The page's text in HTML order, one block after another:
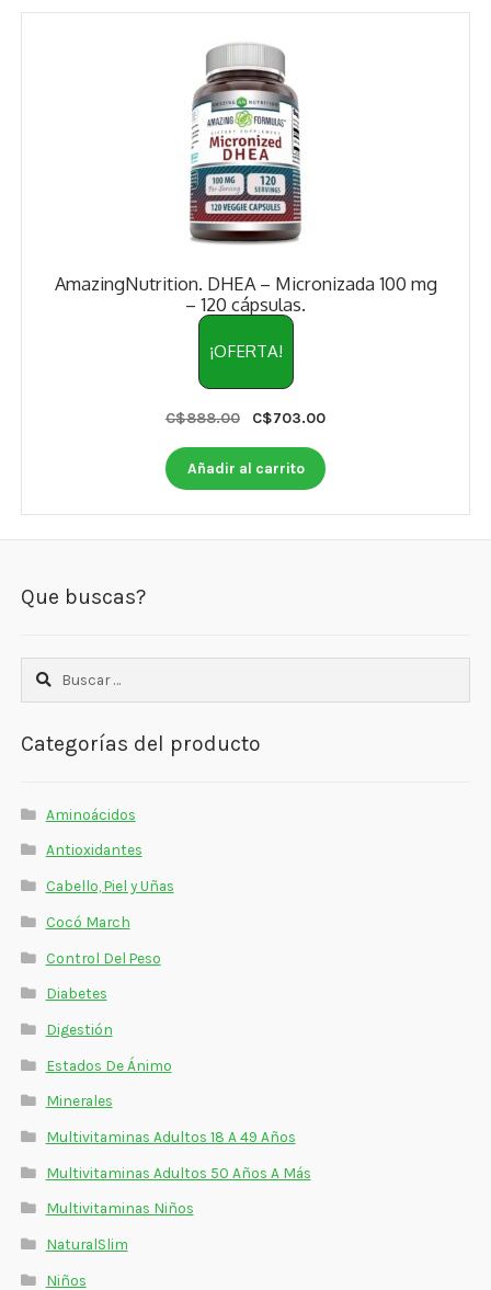
AmazingNutrition. DHEA – Micronizada 100 mg
– 120 cápsulas.
¡OFERTA!
C$888.00
Original
was:
C$888.00.
C$703.00Current
is:
Añadir al carrito
Que buscas?
Buscar:
Categorías del producto
Aminoácidos
Antioxidantes
Cabello, Piel y Uñas
Cocó March
Control Del Peso
Diabetes
Digestión
Estados De Ánimo
Minerales
Multivitaminas Adultos 18 A 49 Años
Multivitaminas Adultos 50 Años A Más
Multivitaminas Niños
NaturalSlim
Niños